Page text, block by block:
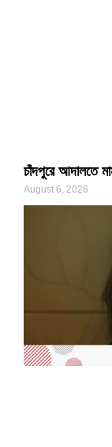
চাঁদপুরে আদালতে
August 6, 2026